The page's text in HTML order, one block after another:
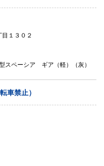
１３０２
スペーシア ギア（軽）（灰）
車禁止）